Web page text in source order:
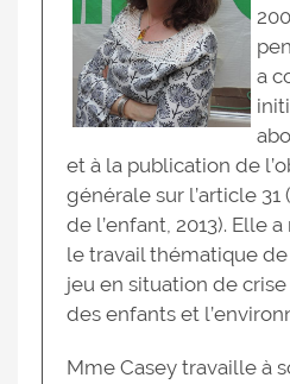
a
et à la publication de
générale sur l’article
de l’enfant, 2013). Elle
le travail thématique de
jeu en situation de
des enfants et
Mme Casey travaille à